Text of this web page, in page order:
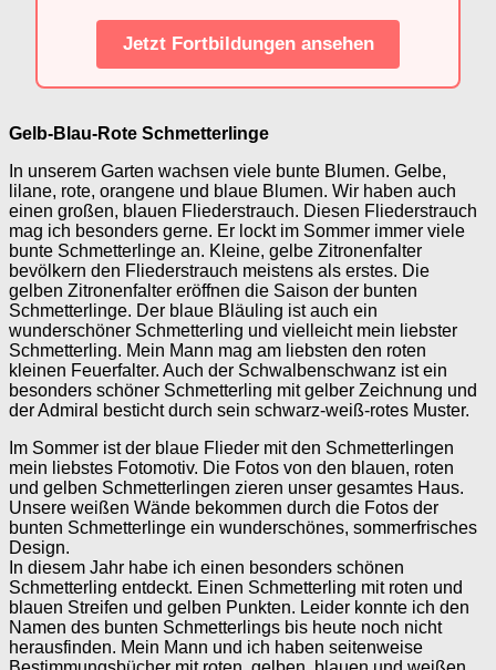
Jetzt Fortbildungen ansehen
Gelb-Blau-Rote Schmetterlinge
In unserem Garten wachsen viele bunte Blumen. Gelbe,
lilane, rote, orangene und blaue Blumen. Wir haben auch
einen großen, blauen Fliederstrauch. Diesen Fliederstrauch
mag ich besonders gerne. Er lockt im Sommer immer viele
bunte Schmetterlinge an. Kleine, gelbe Zitronenfalter
bevölkern den Fliederstrauch meistens als erstes. Die
gelben Zitronenfalter eröffnen die Saison der bunten
Schmetterlinge. Der blaue Bläuling ist auch ein
wunderschöner Schmetterling und vielleicht mein liebster
Schmetterling. Mein Mann mag am liebsten den roten
kleinen Feuerfalter. Auch der Schwalbenschwanz ist ein
besonders schöner Schmetterling mit gelber Zeichnung und
der Admiral besticht durch sein schwarz-weiß-rotes Muster.
Im Sommer ist der blaue Flieder mit den Schmetterlingen
mein liebstes Fotomotiv. Die Fotos von den blauen, roten
und gelben Schmetterlingen zieren unser gesamtes Haus.
Unsere weißen Wände bekommen durch die Fotos der
bunten Schmetterlinge ein wunderschönes, sommerfrisches
Design.
In diesem Jahr habe ich einen besonders schönen
Schmetterling entdeckt. Einen Schmetterling mit roten und
blauen Streifen und gelben Punkten. Leider konnte ich den
Namen des bunten Schmetterlings bis heute noch nicht
herausfinden. Mein Mann und ich haben seitenweise